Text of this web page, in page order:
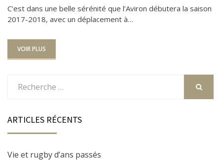
C’est dans une belle sérénité que l’Aviron débutera la saison
2017-2018, avec un déplacement à…
VOIR PLUS
ARTICLES RÉCENTS
Vie et rugby d’ans passés